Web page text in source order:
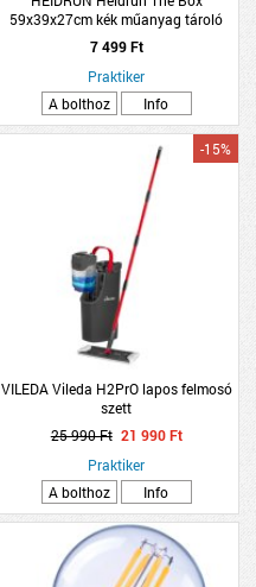
59x39x27cm kék műanyag tároló
doboz tetővel 45L
7 499 Ft
Praktiker
A bolthoz
Info
VILEDA Vileda H2PrO lapos felmosó
szett
-15%
25 990 Ft 21 990 Ft
Praktiker
A bolthoz
Info